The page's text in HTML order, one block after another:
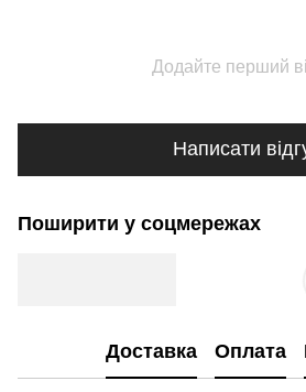
Додайте перший
Написати
Поширити у соцмережах
Доставка Оплата